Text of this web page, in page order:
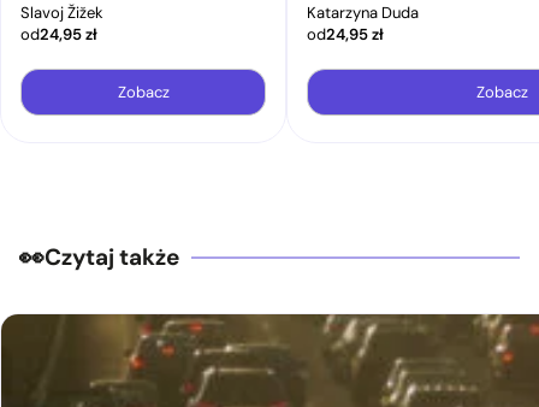
Slavoj Žižek
od24,95zł
Zobacz
Katarzyna Duda
od24,95zł
Zobacz
Czytaj także